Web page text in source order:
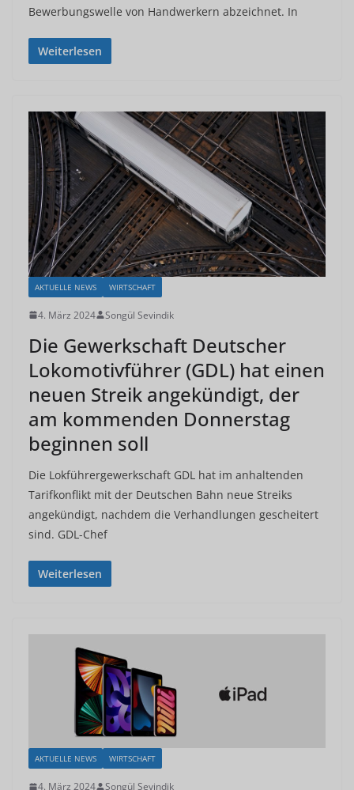
Bewerbungswelle von Handwerkern abzeichnet. In
Weiterlesen
AKTUELLE NEWS WIRTSCHAFT
4. März 2024 Songül Sevindik
Die Gewerkschaft Deutscher
Lokomotivführer (GDL) hat einen
neuen Streik angekündigt, der
am kommenden Donnerstag
beginnen soll
Die Lokführergewerkschaft GDL hat im anhaltenden
Tarifkonflikt mit der Deutschen Bahn neue Streiks
angekündigt, nachdem die Verhandlungen gescheitert
sind. GDL-Chef
Weiterlesen
AKTUELLE NEWS WIRTSCHAFT
4. März 2024 Songül Sevindik